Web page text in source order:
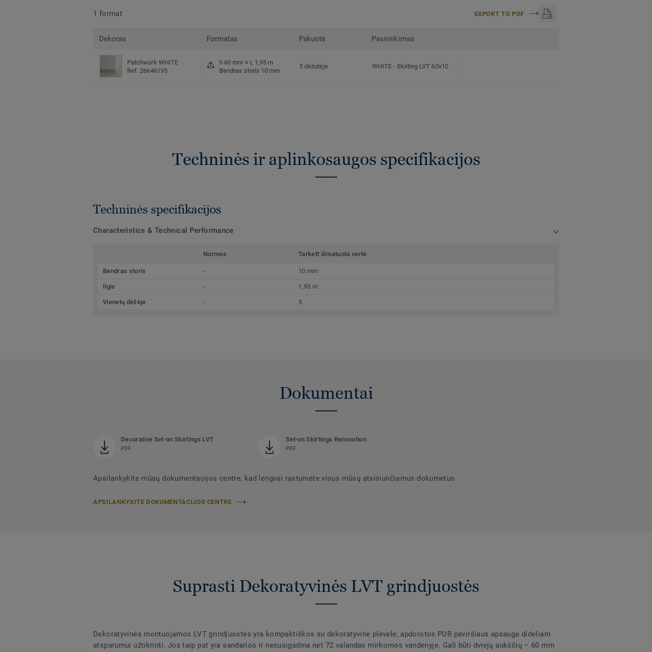
1 format EXPORT TO PDF
Dekoras Formatas Pakuotė Pasirinkimas
Patchwork WHITE
Ref. 26646195
h 60 mm × L 1,95 m
Bendras storis 10 mm
5 dėžutėje WHITE- Skirting LVT 60x10
Techninės ir aplinkosaugos specifikacijos
Techninės specifikacijos
Characteristics & Technical Performance
Normos Tarkett išmatuota vertė
Bendras storis - 10 mm
Ilgis - 1,95 m
Vienetų dėžėje - 5
Dokumentai
Decorative Set-on Skirtings LVT
PDF
Set-on Skirtings Renovation
PDF
Apsilankykite mūsų dokumentacijos centre, kad lengvai rastumėte visus mūsų atsisiunčiamus dokumetus
APSILANKYKITE DOKUMENTACIJOS CENTRE
Suprasti Dekoratyvinės LVT grindjuostės
Dekoratyvinės montuojamos LVT grindjuostės yra kompaktiškos su dekoratyvine plėvele, apdorotos PUR paviršiaus apsauga dideliam
atsparumui užtikrinti. Jos taip pat yra sandarios ir nesusigadina net 72 valandas mirkomos vandenyje. Gali būti dviejų aukščių – 60 mm